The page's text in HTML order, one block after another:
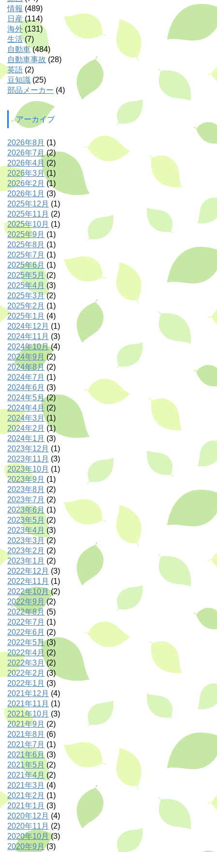
情報 (489)
日産(114)
海外 (131)
生活(7)
自動車(484)
自動車事故 (28)
英語 (2)
豆知識 (25)
部品メーカー (4)
アーカイブ
2026年8月 (1)
2026年7月 (2)
2026年4月 (2)
2026年3月 (1)
2026年2月 (1)
2026年1月 (3)
2025年12月 (1)
2025年11月 (2)
2025年10月 (1)
2025年9月 (1)
2025年8月 (1)
2025年7月 (1)
2025年6月 (1)
2025年5月 (2)
2025年4月 (3)
2025年3月(2)
2025年2月 (1)
2025年1月 (4)
2024年12月 (1)
2024年11月 (3)
2024年10月(4)
2024年9月 (2)
2024年8月 (2)
2024年7月 (1)
2024年6月 (3)
2024年5月(2)
2024年4月 (2)
2024年3月(1)
2024年2月 (1)
2024年1月 (3)
2023年12月 (1)
2023年11月 (3)
2023年10月 (1)
2023年9月 (1)
2023年8月 (2)
2023年7月 (2)
2023年6月 (1)
2023年5月 (2)
2023年4月 (3)
2023年3月(2)
2023年2月 (2)
2023年1月 (2)
2022年12月 (3)
2022年11月 (1)
2022年10月(2)
2022年9月 (2)
2022年8月 (5)
2022年7月 (1)
2022年6月 (2)
2022年5月(3)
2022年4月 (2)
2022年3月(2)
2022年2月 (3)
2022年1月 (3)
2021年12月 (4)
2021年11月 (1)
2021年10月 (3)
2021年9月 (2)
2021年8月 (6)
2021年7月 (1)
2021年6月 (3)
2021年5月 (2)
2021年4月 (2)
2021年3月 (4)
2021年2月 (1)
2021年1月 (3)
2020年12月 (4)
2020年11月 (2)
2020年10月 (3)
2020年9月 (3)